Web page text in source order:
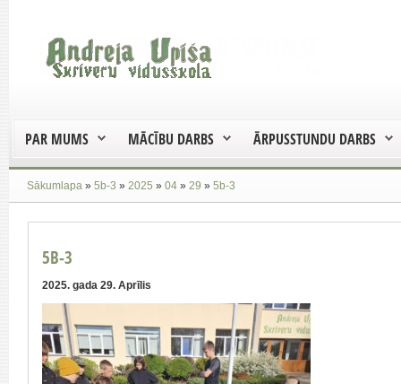
PAR MUMS MĀCĪBU DARBS ĀRPUSSTUNDU DARBS
Sākumlapa » 5b-3 » 2025 » 04 » 29 » 5b-3
5B-3
2025. gada 29. Aprīlis